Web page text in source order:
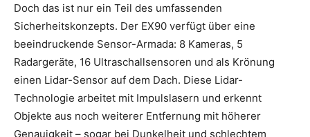
Doch das ist nur ein Teil des umfassenden
Sicherheitskonzepts. Der EX90 verfügt über eine
beeindruckende Sensor-Armada: 8 Kameras, 5
Radargeräte, 16 Ultraschallsensoren und als Krönung
einen Lidar-Sensor auf dem Dach. Diese Lidar-
Technologie arbeitet mit Impulslasern und erkennt
Objekte aus noch weiterer Entfernung mit höherer
Genauigkeit – sogar bei Dunkelheit und schlechtem